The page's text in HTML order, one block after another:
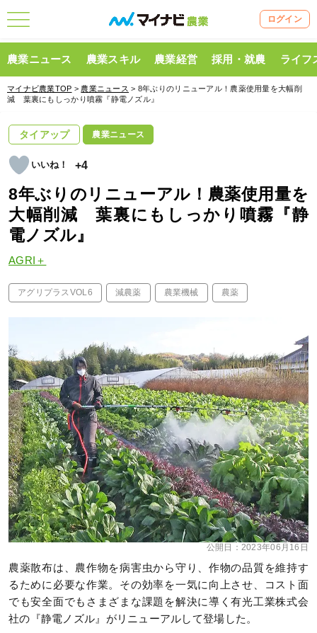
ログイン
農業ニュース 農業スキル 農業経営 採用・就農 ライフ
マイナビ農業TOP > 農業ニュース > 8年ぶりのリニューアル！農薬使用量を大幅削
減 葉裏にもしっかり噴霧『静電ノズル』
タイアップ 農業ニュース
+4
8年ぶりのリニューアル！農薬使用量を
大幅削減 葉裏にもしっかり噴霧『静
電ノズル』
AGRI＋
アグリプラスVOL6 減農薬 農業機械 農薬
公開日： 2023年06月16日
農薬散布は、農作物を病害虫から守り、作物の品質を維持す
るために必要な作業。その効率を一気に向上させ、コスト面
でも安全面でもさまざまな課題を解決に導く有光工業株式会
社の『静電ノズル』がリニューアルして登場した。